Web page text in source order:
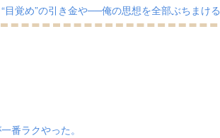
目覚め”の引き金や──俺の思想を全部ぶちまける
番ラクやった。